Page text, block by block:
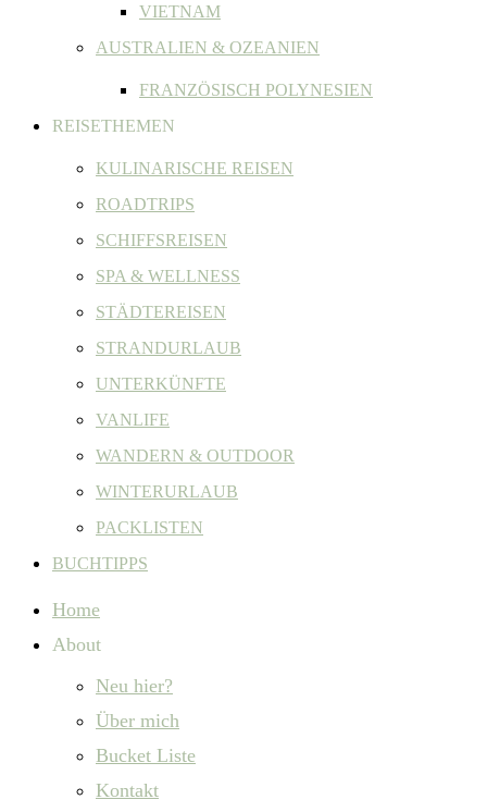
VIETNAM
AUSTRALIEN & OZEANIEN
FRANZÖSISCH POLYNESIEN
REISETHEMEN
KULINARISCHE REISEN
ROADTRIPS
SCHIFFSREISEN
SPA & WELLNESS
STÄDTEREISEN
STRANDURLAUB
UNTERKÜNFTE
VANLIFE
WANDERN & OUTDOOR
WINTERURLAUB
PACKLISTEN
BUCHTIPPS
Home
About
Neu hier?
Über mich
Bucket Liste
Kontakt